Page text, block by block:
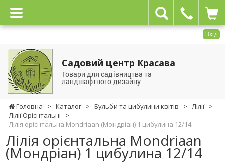
Вхід
Садовий центр Красава
Товари для садівництва та
ландшафтного дизайну
Головна > Каталог > Бульби та цибулини квітів > Лілії >
Лілії Орієнтальні
>
Лілія орієнтальна Mondriaan (Мондріан) 1 цибулина 12/14
Лілія орієнтальна Mondriaan
(Мондріан) 1 цибулина 12/14